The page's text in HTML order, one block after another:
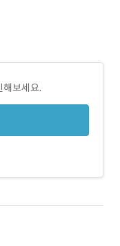
해보세요.